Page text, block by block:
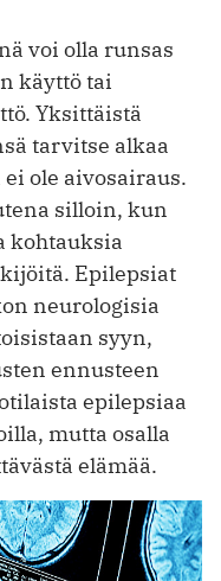
voi olla runsas
käyttö tai
Yksittäistä
tarvitse alkaa
ole aivosairaus.
silloin, kun
kohtauksia
Epilepsiat
neurologisia
syyn,
ennusteen
epilepsiaa
mutta osalla
elämää.